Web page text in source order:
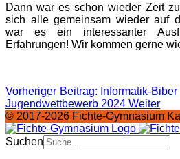
Dann war es schon wieder Zeit
sich alle gemeinsam wieder auf
war es ein interessanter
Erfahrungen! Wir kommen gerne
Vorheriger Beitrag: Informatik-Biber
Jugendwettbewerb 2024 Weiter
© 2017-2026 Fichte-Gymnasium
Suchen